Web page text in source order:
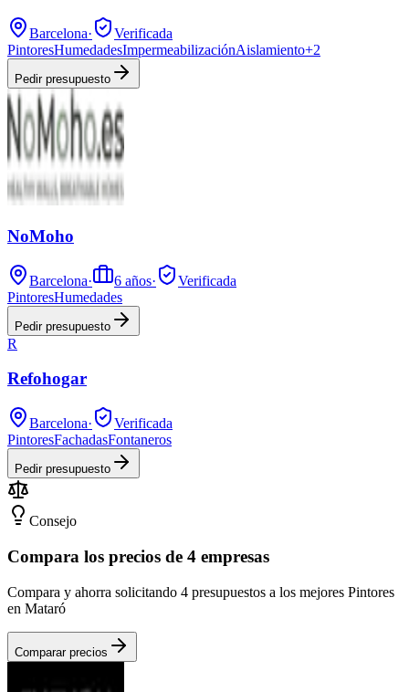
Barcelona·
Verificada
PintoresHumedadesImpermeabilizaciónAislamiento+2
Pedir presupuesto
NoMoho
Barcelona· 6 años·
Verificada
PintoresHumedades
Pedir presupuesto
R
Refohogar
Barcelona·
Verificada
PintoresFachadasFontaneros
Pedir presupuesto
Consejo
Compara los precios de 4 empresas
Compara y ahorra solicitando 4 presupuestos a los mejores Pintores
en Mataró
Comparar precios